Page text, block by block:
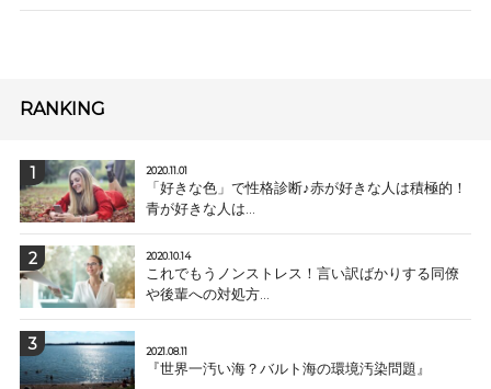
RANKING
2020.11.01
「好きな色」で性格診断♪赤が好きな人は積極的！
青が好きな人は...
2020.10.14
これでもうノンストレス！言い訳ばかりする同僚
や後輩への対処方...
2021.08.11
『世界一汚い海？バルト海の環境汚染問題』